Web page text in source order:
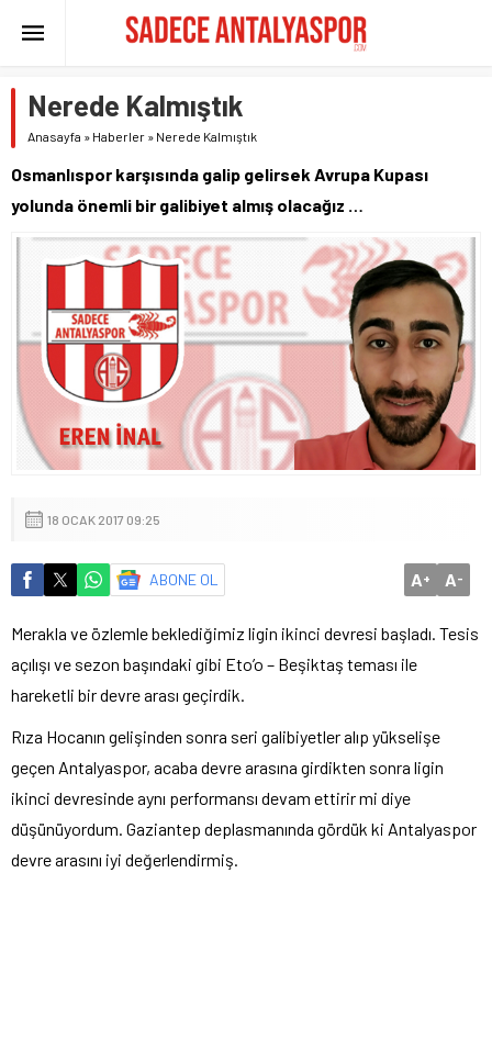
Nerede Kalmıştık
Anasayfa » Haberler » Nerede Kalmıştık
Osmanlıspor karşısında galip gelirsek Avrupa Kupası
yolunda önemli bir galibiyet almış olacağız …
18 OCAK 2017 09:25
ABONE OL A+ A-
Merakla ve özlemle beklediğimiz ligin ikinci devresi başladı. Tesis
açılışı ve sezon başındaki gibi Eto’o – Beşiktaş teması ile
hareketli bir devre arası geçirdik.
Rıza Hocanın gelişinden sonra seri galibiyetler alıp yükselişe
geçen Antalyaspor, acaba devre arasına girdikten sonra ligin
ikinci devresinde aynı performansı devam ettirir mi diye
düşünüyordum. Gaziantep deplasmanında gördük ki Antalyaspor
devre arasını iyi değerlendirmiş.